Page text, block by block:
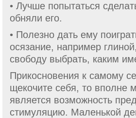
• Лучше попытаться
обняли его.
• Полезно дать ему
осязание, например
свободу выбрать, каким
Прикосновения к самому
щекочите себя, то вполне
является возможность
стимуляцию. Маленькой